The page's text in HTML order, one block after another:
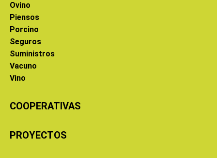
Ovino
Piensos
Porcino
Seguros
Suministros
Vacuno
Vino
COOPERATIVAS
PROYECTOS